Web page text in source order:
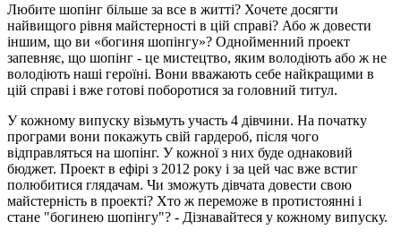
Любите шопінг більше за все в житті? Хочете досягти
найвищого рівня майстерності в цій справі? Або ж довести
іншим, що ви «богиня шопінгу»? Однойменний проект
запевняє, що шопінг - це мистецтво, яким володіють або ж не
володіють наші героїні. Вони вважають себе найкращими в
цій справі і вже готові поборотися за головний титул.
У кожному випуску візьмуть участь 4 дівчини. На початку
програми вони покажуть свій гардероб, після чого
відправляться на шопінг. У кожної з них буде однаковий
бюджет. Проект в ефірі з 2012 року і за цей час вже встиг
полюбитися глядачам. Чи зможуть дівчата довести свою
майстерність в проекті? Хто ж переможе в протистоянні і
стане "богинею шопінгу"? - Дізнавайтеся у кожному випуску.